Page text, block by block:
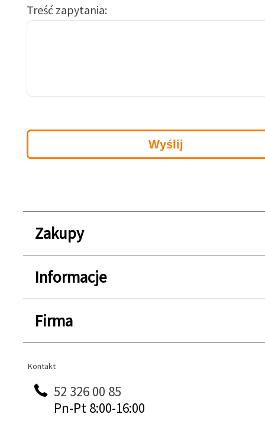
Treść zapytania
Zakupy
Informacje
Firma
Kontakt
Kontakt
52 326 00 85
Pn-Pt 8:00-16:00